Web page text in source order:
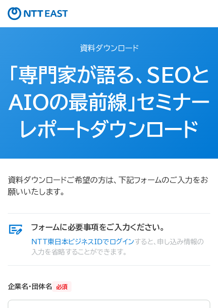
資料ダウンロード
「専門家が語る、SEOと
AIOの最前線」セミナー
レポートダウンロード
資料ダウンロードご希望の方は、下記フォームのご入力をお
願いいたします。
フォームに必要事項をご入力ください。
NTT東日本ビジネスIDでログインすると、申し込み情報の
入力を省略することができます。
必須
企業名・団体名